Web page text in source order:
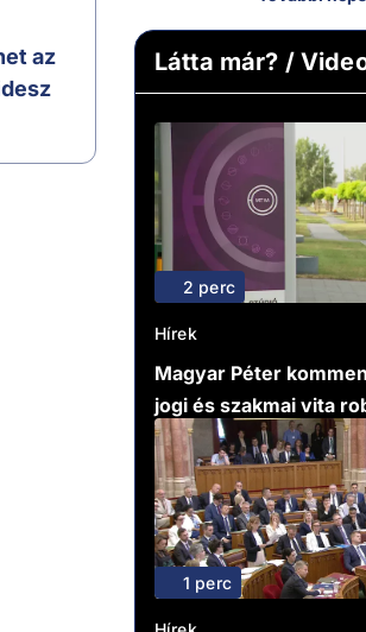
az
Látta már? /
2 perc
Hírek
Magyar Péter
jogi és szakmai vita
1 perc